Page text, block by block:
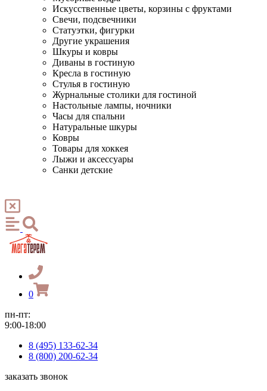
Искусственные цветы, корзины с фруктами
Свечи, подсвечники
Статуэтки, фигурки
Другие украшения
Шкуры и ковры
Диваны в гостиную
Кресла в гостиную
Стулья в гостиную
Журнальные столики для гостиной
Настольные лампы, ночники
Часы для спальни
Натуральные шкуры
Ковры
Товары для хоккея
Лыжи и аксессуары
Санки детские
0
пн-пт:
9:00-18:00
8 (495) 133-62-34
8 (800) 200-62-34
заказать звонок